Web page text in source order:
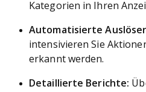
Kategorien in Ihren
Automatisierte
intensivieren Sie
erkannt werden.
Detaillierte Berichte: